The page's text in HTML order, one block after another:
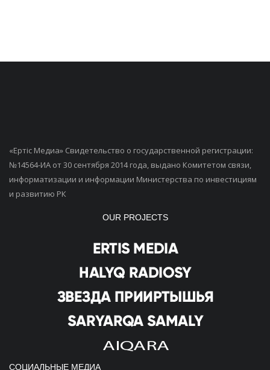
«Ертiс Медиа» Свидетельство о государственной регистрации:
№14564-ИА от 30 сентября 2014 года, выдано Комитетом связи,
информатизации и информации Министерства по инвестициям
и развитию РК
OUR PROJECTS
СОЦИАЛЬНЫЕ МЕДИА